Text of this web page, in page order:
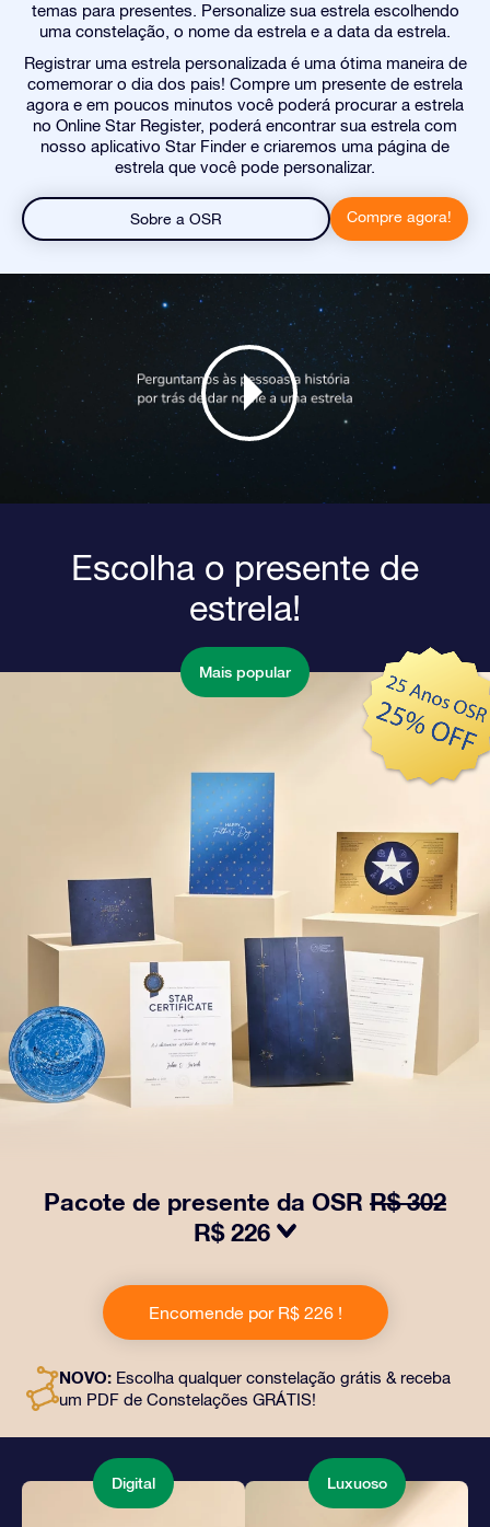
temas para presentes. Personalize sua estrela escolhendo
uma constelação, o nome da estrela e a data da estrela.
Registrar uma estrela personalizada é uma ótima maneira de
comemorar o dia dos pais! Compre um presente de estrela
agora e em poucos minutos você poderá procurar a estrela
no Online Star Register, poderá encontrar sua estrela com
nosso aplicativo Star Finder e criaremos uma página de
estrela que você pode personalizar.
Sobre a OSR Compre agora!
Escolha o presente de
estrela!
Mais popular
Pacote de presente da OSR R$ 302
R$ 226
da OSR! Esse presente inclui um lindo envelope e
documentos personalizados enviados para um
endereço de sua escolha, além de documentos digitais
mágica de oferecer um presente eterno a amigos e
entes queridos.
Encomende por R$ 226 !
NOVO: Escolha qualquer constelação grátis & receba
um PDF de Constelações GRÁTIS!
Digital Luxuoso